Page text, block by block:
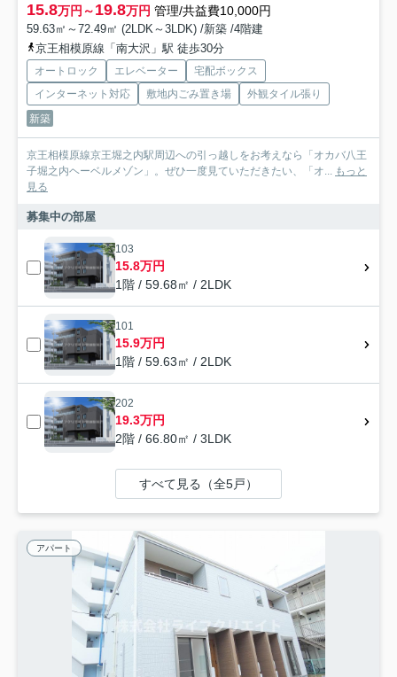
15.8万円～19.8万円 管理/共益費10,000円
59.63㎡～72.49㎡ (2LDK～3LDK) /新築 /4階建
京王相模原線「南大沢」駅 徒歩30分
オートロック エレベーター
宅配ボックス
インターネット対応
敷地内ごみ置き場
外観タイル張り
新築
京王相模原線京王堀之内駅周辺への引っ越しをお考えなら「オカバ八王
子堀之内ヘーベルメゾン」。ぜひ一度見ていただきたい、「オ... もっと
見る
募集中の部屋
103
15.8万円
1階 / 59.68㎡ / 2LDK
101
15.9万円
1階 / 59.63㎡ / 2LDK
202
19.3万円
2階 / 66.80㎡ / 3LDK
すべて見る（全5戸）
アパート